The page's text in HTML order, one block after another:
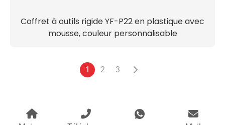
Coffret à outils rigide YF-P22 en plastique avec
mousse, couleur personnalisable
1 2 3